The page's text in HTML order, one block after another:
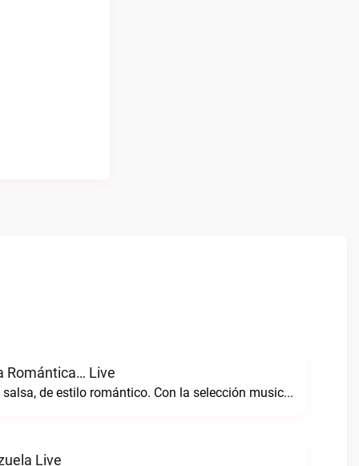
Romántica… Live
Radio de género salsa, de estilo romántico. Con la selección musical que nos gusta...Caracas. Salsa Romántica… live
Live